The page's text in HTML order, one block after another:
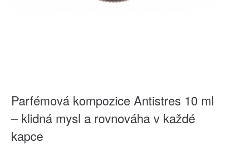
Parfémová kompozice Antistres 10 ml
– klidná mysl a rovnováha v každé
kapce